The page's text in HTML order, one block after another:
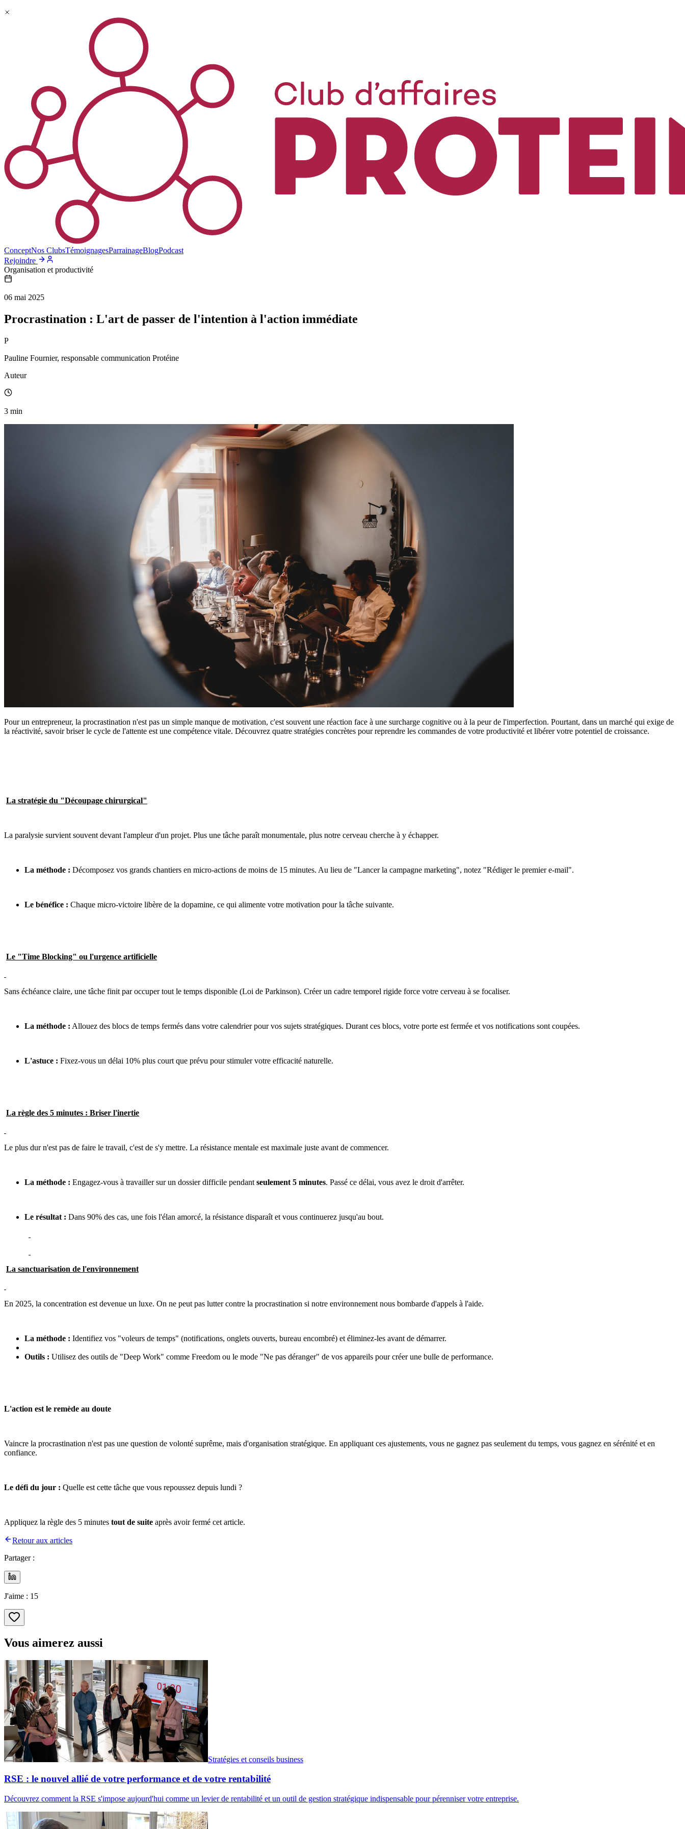
ConceptNos ClubsTémoignagesParrainageBlogPodcast
Rejoindre
Organisation et productivité
06 mai 2025
Procrastination : L'art de passer de l'intention à l'action immédiate
P
Pauline Fournier, responsable communication Protéine
Auteur
3 min
Pour un entrepreneur, la procrastination n'est pas un simple manque de motivation, c'est souvent une réaction face à une surcharge cognitive ou à la peur de l'imperfection. Pourtant, dans un marché qui exige de
la réactivité, savoir briser le cycle de l'attente est une compétence vitale. Découvrez quatre stratégies concrètes pour reprendre les commandes de votre productivité et libérer votre potentiel de croissance.
La stratégie du "Découpage chirurgical"
La paralysie survient souvent devant l'ampleur d'un projet. Plus une tâche paraît monumentale, plus notre cerveau cherche à y échapper.
La méthode : Décomposez vos grands chantiers en micro-actions de moins de 15 minutes. Au lieu de "Lancer la campagne marketing", notez "Rédiger le premier e-mail".
Le bénéfice : Chaque micro-victoire libère de la dopamine, ce qui alimente votre motivation pour la tâche suivante.
Le "Time Blocking" ou l'urgence artificielle
Sans échéance claire, une tâche finit par occuper tout le temps disponible (Loi de Parkinson). Créer un cadre temporel rigide force votre cerveau à se focaliser.
La méthode : Allouez des blocs de temps fermés dans votre calendrier pour vos sujets stratégiques. Durant ces blocs, votre porte est fermée et vos notifications sont coupées.
L'astuce : Fixez-vous un délai 10% plus court que prévu pour stimuler votre efficacité naturelle.
La règle des 5 minutes : Briser l'inertie
Le plus dur n'est pas de faire le travail, c'est de s'y mettre. La résistance mentale est maximale juste avant de commencer.
La méthode : Engagez-vous à travailler sur un dossier difficile pendant seulement 5 minutes. Passé ce délai, vous avez le droit d'arrêter.
Le résultat : Dans 90% des cas, une fois l'élan amorcé, la résistance disparaît et vous continuerez jusqu'au bout.
La sanctuarisation de l'environnement
En 2025, la concentration est devenue un luxe. On ne peut pas lutter contre la procrastination si notre environnement nous bombarde d'appels à l'aide.
La méthode : Identifiez vos "voleurs de temps" (notifications, onglets ouverts, bureau encombré) et éliminez-les avant de démarrer.
Outils : Utilisez des outils de "Deep Work" comme Freedom ou le mode "Ne pas déranger" de vos appareils pour créer une bulle de performance.
L'action est le remède au doute
Vaincre la procrastination n'est pas une question de volonté suprême, mais d'organisation stratégique. En appliquant ces ajustements, vous ne gagnez pas seulement du temps, vous gagnez en sérénité et en
confiance.
Le défi du jour : Quelle est cette tâche que vous repoussez depuis lundi ?
Appliquez la règle des 5 minutes tout de suite après avoir fermé cet article.
Retour aux articles
Partager :
J'aime : 15
Vous aimerez aussi
Stratégies et conseils business
RSE : le nouvel allié de votre performance et de votre rentabilité
Découvrez comment la RSE s'impose aujourd'hui comme un levier de rentabilité et un outil de gestion stratégique indispensable pour pérenniser votre entreprise.